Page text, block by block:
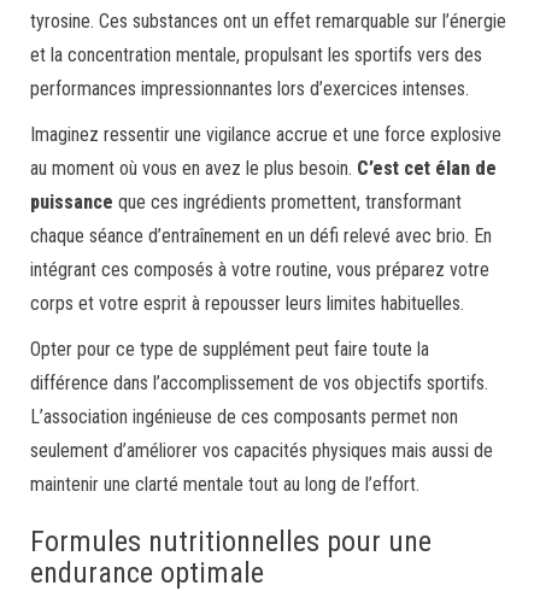
tyrosine. Ces substances ont un effet remarquable sur l’énergie
et la concentration mentale, propulsant les sportifs vers des
performances impressionnantes lors d’exercices intenses.
Imaginez ressentir une vigilance accrue et une force explosive
au moment où vous en avez le plus besoin. C’est cet élan de
puissance que ces ingrédients promettent, transformant
chaque séance d’entraînement en un défi relevé avec brio. En
intégrant ces composés à votre routine, vous préparez votre
corps et votre esprit à repousser leurs limites habituelles.
Opter pour ce type de supplément peut faire toute la
différence dans l’accomplissement de vos objectifs sportifs.
L’association ingénieuse de ces composants permet non
seulement d’améliorer vos capacités physiques mais aussi de
maintenir une clarté mentale tout au long de l’effort.
Formules nutritionnelles pour une
endurance optimale